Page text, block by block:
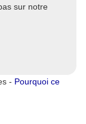
sur notre
- Pourquoi ce